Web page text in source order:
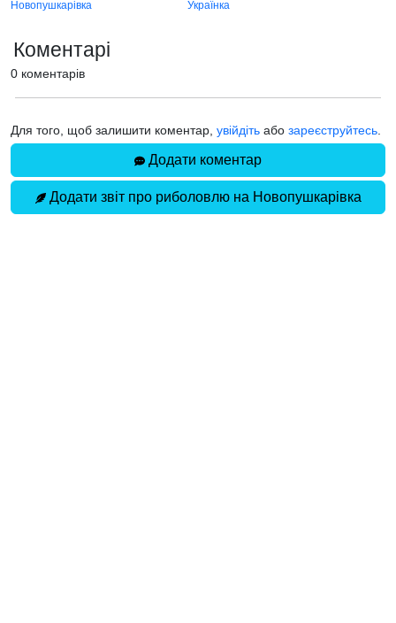
Новопушкарівка Українка
Коментарі
0 коментарів
Для того, щоб залишити коментар, увійдіть або зареєструйтесь
Додати коментар
Додати звіт про риболовлю на Новопушкарівка